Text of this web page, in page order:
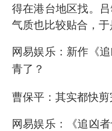
得在港台地区找。
气质也比较贴合，于
网易娱乐：新作《
青了？
曹保平：其实都快剪
网易娱乐：《追凶